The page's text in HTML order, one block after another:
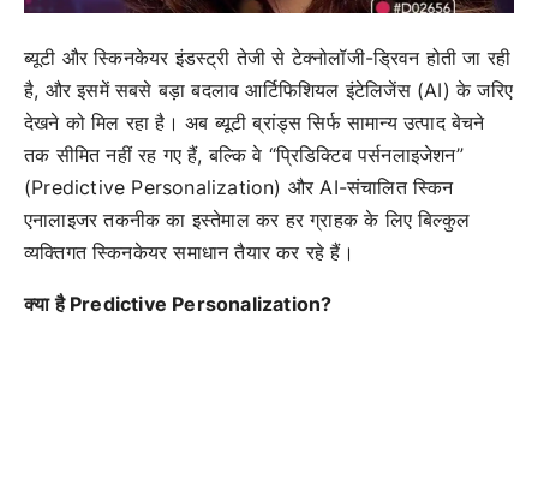
ब्यूटी और स्किनकेयर इंडस्ट्री तेजी से टेक्नोलॉजी-ड्रिवन होती जा रही
है, और इसमें सबसे बड़ा बदलाव आर्टिफिशियल इंटेलिजेंस (AI) के जरिए
देखने को मिल रहा है। अब ब्यूटी ब्रांड्स सिर्फ सामान्य उत्पाद बेचने
तक सीमित नहीं रह गए हैं, बल्कि वे “प्रिडिक्टिव पर्सनलाइजेशन”
(Predictive Personalization) और AI-संचालित स्किन
एनालाइजर तकनीक का इस्तेमाल कर हर ग्राहक के लिए बिल्कुल
व्यक्तिगत स्किनकेयर समाधान तैयार कर रहे हैं।
क्या है Predictive Personalization?